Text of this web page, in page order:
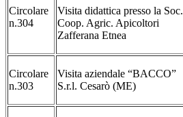
Circolare
n.304
Visita didattica presso la Soc.
Coop. Agric. Apicoltori
Zafferana Etnea
Circolare
n.303
Visita aziendale “BACCO”
S.r.l. Cesarò (ME)